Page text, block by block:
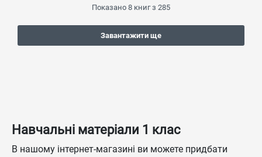
Показано 8 книг з 285
Завантажити ще
Навчальні матеріали 1 клас
В нашому інтернет-магазині ви можете придбати